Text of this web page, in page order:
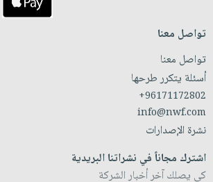
تواصل معنا
تواصل معنا
أسئلة يتكرر طرحها
+96171172802
info@nwf.com
نشرة الإصدارات
اشترك مجاناً في نشراتنا البريدية
كي يصلك آخر أخبار الشركة